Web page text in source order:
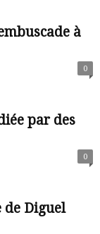
à
0
par des
0
de Diguel